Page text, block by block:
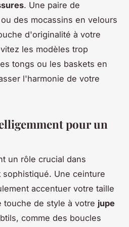
. Une paire de
des mocassins en velours
d'originalité à votre
les modèles trop
tongs ou les baskets en
l'harmonie de votre
pour un
un rôle crucial dans
sophistiqué. Une ceinture
accentuer votre taille
touche de style à votre jupe
comme des boucles